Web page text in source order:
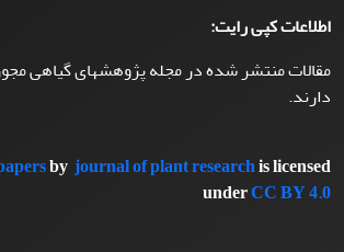
اطلاعات کپی رایت:
مقالات منتشر شده در مجله پژوهشهای گیاهی
دارند.
byjournal of plant researchis licensed
underCC BY 4.0